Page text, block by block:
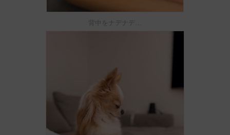
背中をナデナデ…